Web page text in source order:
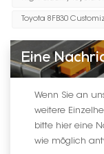
Toyota 8FB30
Eine
Wenn Sie an
weitere
bitte hier eine
wie möglich